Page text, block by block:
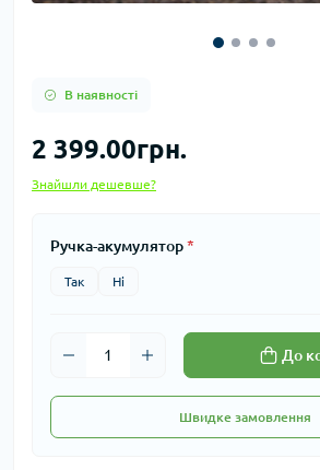
В наявності
2 399.00грн.
Знайшли дешевше?
Ручка-акумулятор*
Так Ні
До
Швидке замовлення